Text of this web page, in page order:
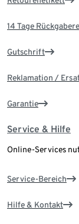
14 Tage
Gutschrift
Reklamation /
Garantie
Service & Hilfe
Online-Services
Service-Bereich
Hilfe & Kontakt